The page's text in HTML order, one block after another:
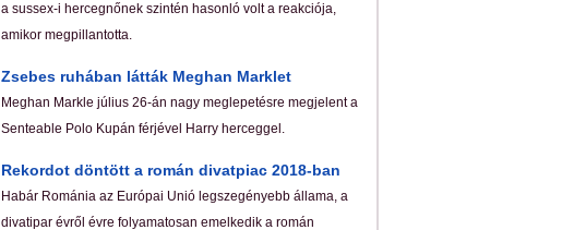
a sussex-i hercegnőnek szintén hasonló volt a reakciója,
amikor megpillantotta.
Zsebes ruhában látták Meghan Marklet
Meghan Markle július 26-án nagy meglepetésre megjelent a
Senteable Polo Kupán férjével Harry herceggel.
Rekordot döntött a román divatpiac 2018-ban
Habár Románia az Európai Unió legszegényebb állama, a
divatipar évről évre folyamatosan emelkedik a román